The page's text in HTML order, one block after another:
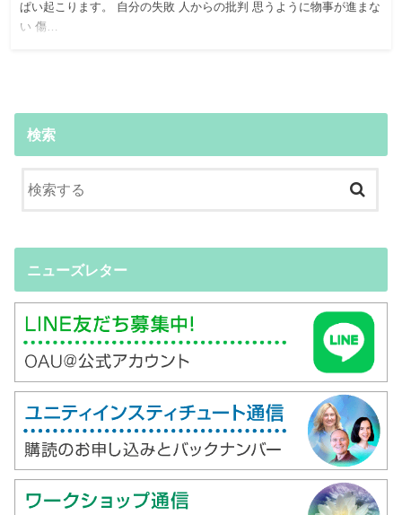
ぱい起こります。 自分の失敗 人からの批判 思うように物事が進まな
い 傷…
検索
ニューズレター